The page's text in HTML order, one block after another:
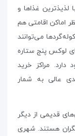
لذیذترین غذاها و
اماکن اقامتی هم
می‌توانند
لوکس پنج ستاره
مراکز خرید
عالی به شمار
قدیمی از دیگر
هستند. شهری